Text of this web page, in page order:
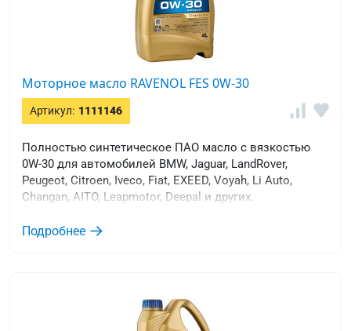
Моторное масло RAVENOL FES 0W-30
Артикул: 1111146
Полностью синтетическое ПАО масло с вязкостью
0W-30 для автомобилей BMW, Jaguar, LandRover,
Peugeot, Citroen, Iveco, Fiat, EXEED, Voyah, Li Auto,
Changan, AITO, Leapmotor, Deepal и других.
Подробнее